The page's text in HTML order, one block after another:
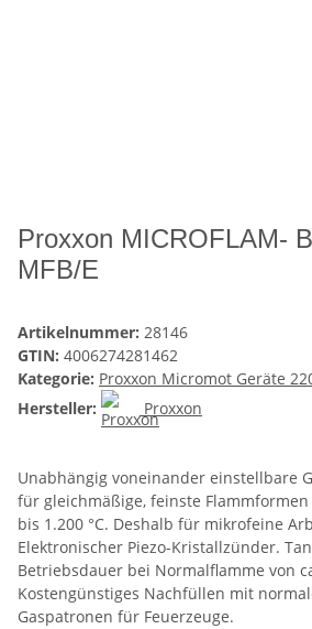
Proxxon MICROFLAM-
MFB/E
Artikelnummer: 28146
GTIN: 4006274281462
Kategorie: Proxxon Micromot Geräte
Hersteller:
Proxxon
Unabhängig voneinander einstellbare
für gleichmäßige, feinste
bis 1.200 °C. Deshalb für mikrofeine
Elektronischer Piezo-Kristallzünder.
Betriebsdauer bei Normalflamme von
Kostengünstiges Nachfüllen mit
Gaspatronen für Feuerzeuge.